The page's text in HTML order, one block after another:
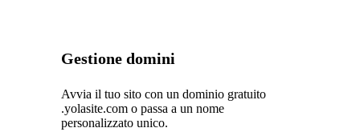
Gestione domini
Avvia il tuo sito con un dominio gratuito
.yolasite.com o passa a un nome
personalizzato unico.